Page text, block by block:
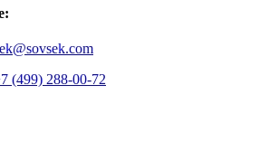
(499) 288-00-72